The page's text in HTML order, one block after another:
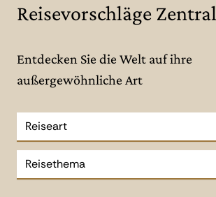
Reisevorschläge
Entdecken Sie die Welt auf ihre
außergewöhnliche Art
Reiseart
Reisethema